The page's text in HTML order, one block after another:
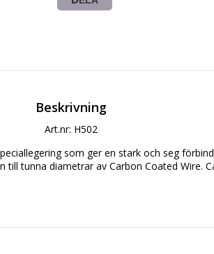
Beskrivning
Art.nr: H502
som ger en stark och seg
till tunna diametrar av Carbon Coated Wire.